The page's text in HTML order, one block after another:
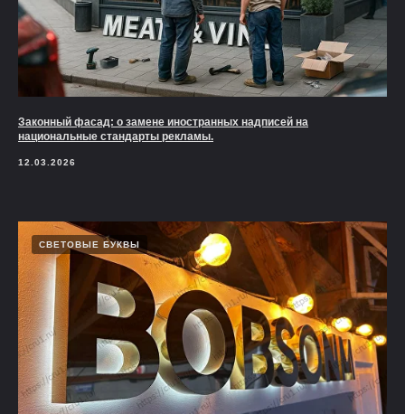
Законный фасад: о замене иностранных надписей на
национальные стандарты рекламы.
12.03.2026
СВЕТОВЫЕ БУКВЫ